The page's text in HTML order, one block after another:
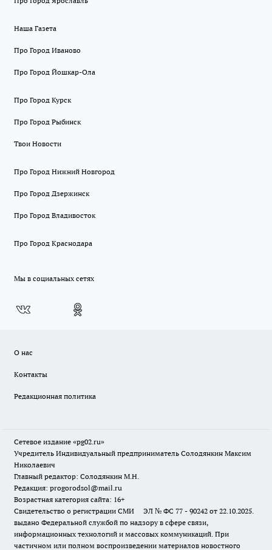
Наша Газета
Про Город Иваново
Про Город Йошкар-Ола
Про Город Курск
Про Город Рыбинск
Твои Новости
Про Город Нижний Новгород
Про Город Дзержинск
Про Город Владивосток
Про Город Краснодара
Мы в социальных сетях
О нас
Контакты
Редакционная политика
Сетевое издание «pg02.ru»
Учредитель Индивидуальный предприниматель Солодянкин Максим
Николаевич
Главный редактор: Солодянкин М.Н.
Редакция: progorodsol@mail.ru
Возрастная категория сайта: 16+
Свидетельство о регистрации СМИ ЭЛ № ФС 77 - 90242 от 22.10.2025.
выдано Федеральной службой по надзору в сфере связи,
информационных технологий и массовых коммуникаций. При
частичном или полном воспроизведении материалов новостного